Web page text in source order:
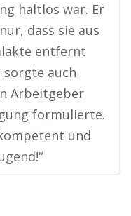
haltlos war. Er
dass sie aus
entfernt
auch
Arbeitgeber
formulierte.
und